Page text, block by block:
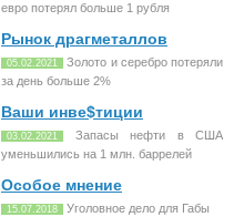
евро потерял больше 1 рубля
Рынок драгметаллов
05.02.2021
Золото и серебро потеряли
за день больше 2%
Ваши инве$тиции
03.02.2021
Запасы нефти в США
уменьшились на 1 млн. баррелей
Особое мнение
15.07.2018 Уголовное дело для Габы